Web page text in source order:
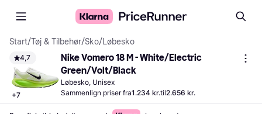
Start/Tøj & Tilbehør/Sko/Løbesko
4,7
+7
Nike Vomero 18 M - White/Electric
Green/Volt/Black
Løbesko, Unisex
Sammenlign priser fra1.234 kr.til2.656 kr.